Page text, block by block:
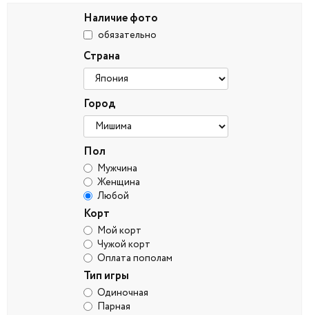
Наличие фото
обязательно
Страна
Город
Пол
Мужчина
Женщина
Любой
Корт
Мой корт
Чужой корт
Оплата пополам
Тип игры
Одиночная
Парная